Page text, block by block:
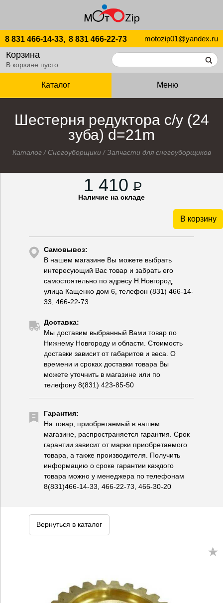
8 831 466-14-33, 8 831 466-22-73 motozip01@yandex.ru
Корзина
В корзине пусто
Каталог Меню
Шестерня редуктора с/у (24
зуба) d=21m
Каталог/ Снегоуборщики/Запчасти для снегоуборщиков
1 410 P
Наличие на складе
В корзину
Самовывоз:
В нашем магазине Вы можете выбрать
интересующий Вас товар и забрать его
самостоятельно по адресу Н.Новгород,
улица Кащенко дом 6, телефон (831) 466-14-
33, 466-22-73
Доставка:
Мы доставим выбранный Вами товар по
Нижнему Новгороду и области. Стоимость
доставки зависит от габаритов и веса. О
времени и сроках доставки товара Вы
можете уточнить в магазине или по
телефону 8(831) 423-85-50
Гарантия:
На товар, приобретаемый в нашем
магазине, распространяется гарантия. Срок
гарантии зависит от марки приобретаемого
товара, а также производителя. Получить
информацию о сроке гарантии каждого
товара можно у менеджера по телефонам
8(831)466-14-33, 466-22-73, 466-30-20
Вернуться в каталог